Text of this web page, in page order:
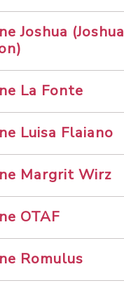
Joshua (Joshua
La Fonte
Luisa Flaiano
Margrit Wirz
OTAF
Romulus